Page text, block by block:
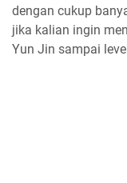
dengan cukup
jika kalian ingin
Yun Jin sampai